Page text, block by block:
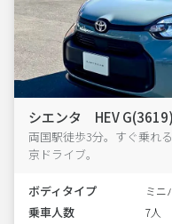
シエンタ HEV G(3619)
両国駅徒歩3分。すぐ乗れ
京ドライブ。
ボディタイプ ミニ
乗車人数 7人